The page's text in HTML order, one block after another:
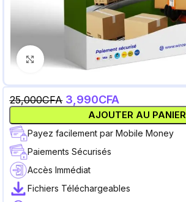
Cliquez pour agrandir
25,000CFA 3,990CFA
AJOUTER AU PANIER
Payez facilement par Mobile Money
Paiements Sécurisés
Accès Immédiat
Fichiers Téléchargeables